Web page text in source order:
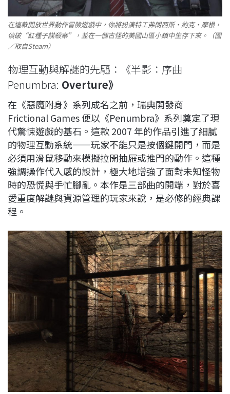
在這款開放世界動作冒險遊戲中，你將扮演特工弗朗西斯·約克·摩根，
偵破“紅種子謀殺案”，並在一個古怪的美國山區小鎮中生存下來。（圖
／取自Steam）
物理互動與解謎的先驅：《半影：序曲
Penumbra: Overture》
在《惡魔附身》系列成名之前，瑞典開發商
Frictional Games 便以《Penumbra》系列奠定了現
代驚悚遊戲的基石。這款 2007 年的作品引進了細膩
的物理互動系統——玩家不能只是按個鍵開門，而是
必須用滑鼠移動來模擬拉開抽屜或推門的動作。這種
強調操作代入感的設計，極大地增強了面對未知怪物
時的恐慌與手忙腳亂。本作是三部曲的開端，對於喜
愛重度解謎與資源管理的玩家來說，是必修的經典課
程。